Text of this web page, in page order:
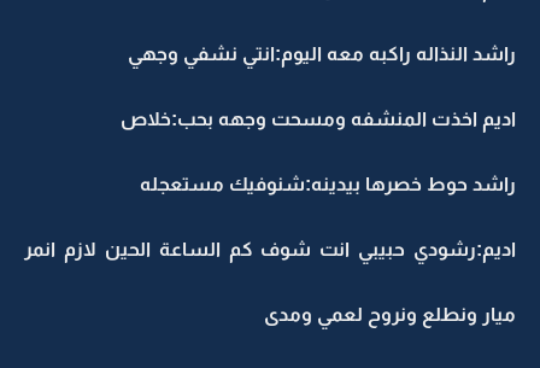
راشد النذاله راكبه معه اليوم:انتي نشفي وجهي
اديم اخذت المنشفه ومسحت وجهه بحب:خلاص
راشد حوط خصرها بيدينه:شنوفيك مستعجله
اديم:رشودي حبيبي انت شوف كم الساعة الحين لازم انمر
ميار ونطلع ونروح لعمي ومدى